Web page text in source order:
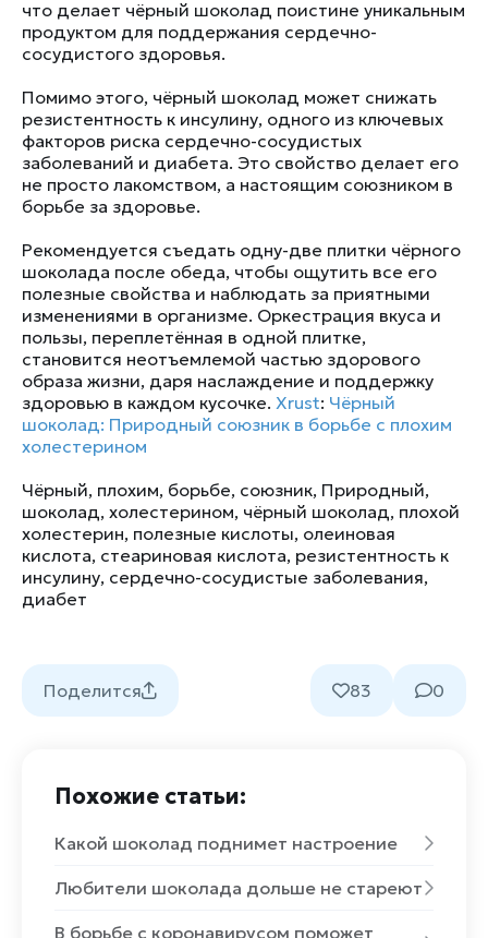
что делает чёрный шоколад поистине уникальным
продуктом для поддержания сердечно-
сосудистого здоровья.
Помимо этого, чёрный шоколад может снижать
резистентность к инсулину, одного из ключевых
факторов риска сердечно-сосудистых
заболеваний и диабета. Это свойство делает его
не просто лакомством, а настоящим союзником в
борьбе за здоровье.
Рекомендуется съедать одну-две плитки чёрного
шоколада после обеда, чтобы ощутить все его
полезные свойства и наблюдать за приятными
изменениями в организме. Оркестрация вкуса и
пользы, переплетённая в одной плитке,
становится неотъемлемой частью здорового
образа жизни, даря наслаждение и поддержку
здоровью в каждом кусочке. Xrust: Чёрный
шоколад: Природный союзник в борьбе с плохим
холестерином
Чёрный, плохим, борьбе, союзник, Природный,
шоколад, холестерином, чёрный шоколад, плохой
холестерин, полезные кислоты, олеиновая
кислота, стеариновая кислота, резистентность к
инсулину, сердечно-сосудистые заболевания,
диабет
Поделится 83 0
Похожие статьи:
Какой шоколад поднимет настроение
Любители шоколада дольше не стареют
В борьбе с коронавирусом поможет